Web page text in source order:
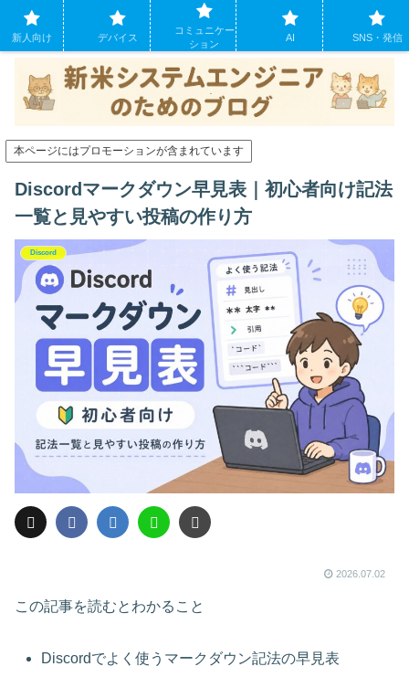
システムエンジニアになったばかりの方のために。現場でよくあるパソコンの
トラブルも
本ページにはプロモーションが含まれています
Discordマークダウン早見表｜初心者向け記法
一覧と見やすい投稿の作り方
Discord
2026.07.02
この記事を読むとわかること
Discordでよく使うマークダウン記法の早見表
新人向け デバイス
コミュニケー
ション
AI SNS・発信